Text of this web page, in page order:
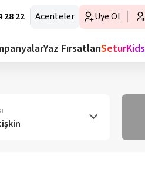
28 22 Acenteler Üye Ol
Yaz FırsatlarıSeturKids